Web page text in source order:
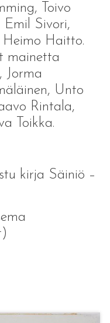
Toivo
Emil Sivori,
Heimo Haitto.
mainetta
Jorma
Unto
Rintala,
Toikka.
kirja Säiniö –